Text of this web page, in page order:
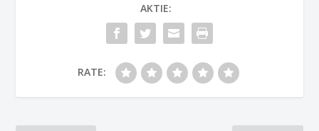
AKTIE:
RATE: